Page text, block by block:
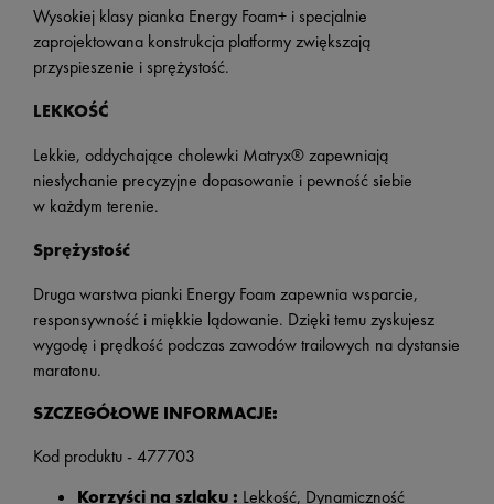
Wysokiej klasy pianka Energy Foam+ i specjalnie
zaprojektowana konstrukcja platformy zwiększają
przyspieszenie i sprężystość.
LEKKOŚĆ
Lekkie, oddychające cholewki Matryx® zapewniają
niesłychanie precyzyjne dopasowanie i pewność siebie
w każdym terenie.
Sprężystość
Druga warstwa pianki Energy Foam zapewnia wsparcie,
responsywność i miękkie lądowanie. Dzięki temu zyskujesz
wygodę i prędkość podczas zawodów trailowych na dystansie
maratonu.
SZCZEGÓŁOWE INFORMACJE:
Kod produktu - 477703
Korzyści na szlaku : Lekkość, Dynamiczność